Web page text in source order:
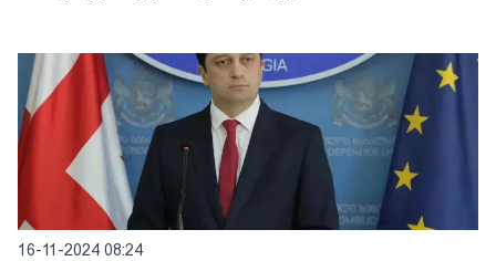
16-11-2024 08:24